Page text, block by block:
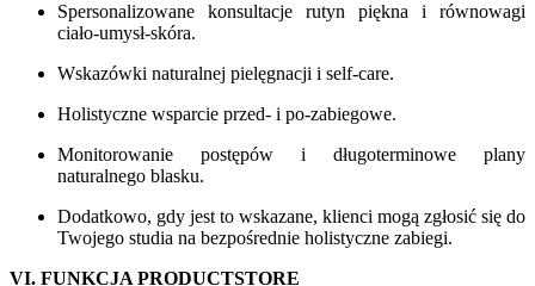
Spersonalizowane konsultacje rutyn piękna i równowagi
ciało-umysł-skóra.
Wskazówki naturalnej pielęgnacji i self-care.
Holistyczne wsparcie przed- i po-zabiegowe.
Monitorowanie postępów i długoterminowe plany
naturalnego blasku.
Dodatkowo, gdy jest to wskazane, klienci mogą zgłosić się do
Twojego studia na bezpośrednie holistyczne zabiegi.
VI. FUNKCJA PRODUCTSTORE